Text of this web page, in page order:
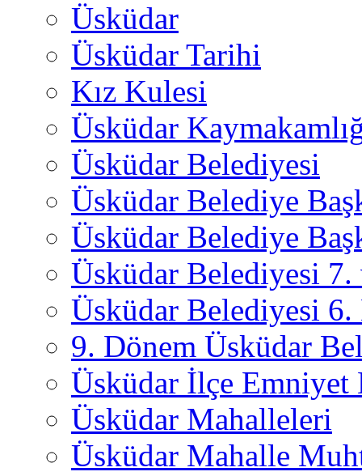
Üsküdar
Üsküdar Tarihi
Kız Kulesi
Üsküdar
Üsküdar Belediyesi
Üsküdar Belediye
Üsküdar Belediye
Üsküdar Belediyesi
Üsküdar Belediyesi 6.
9. Dönem Üsküdar
Üsküdar İlçe
Üsküdar Mahalleleri
Üsküdar Mahalle